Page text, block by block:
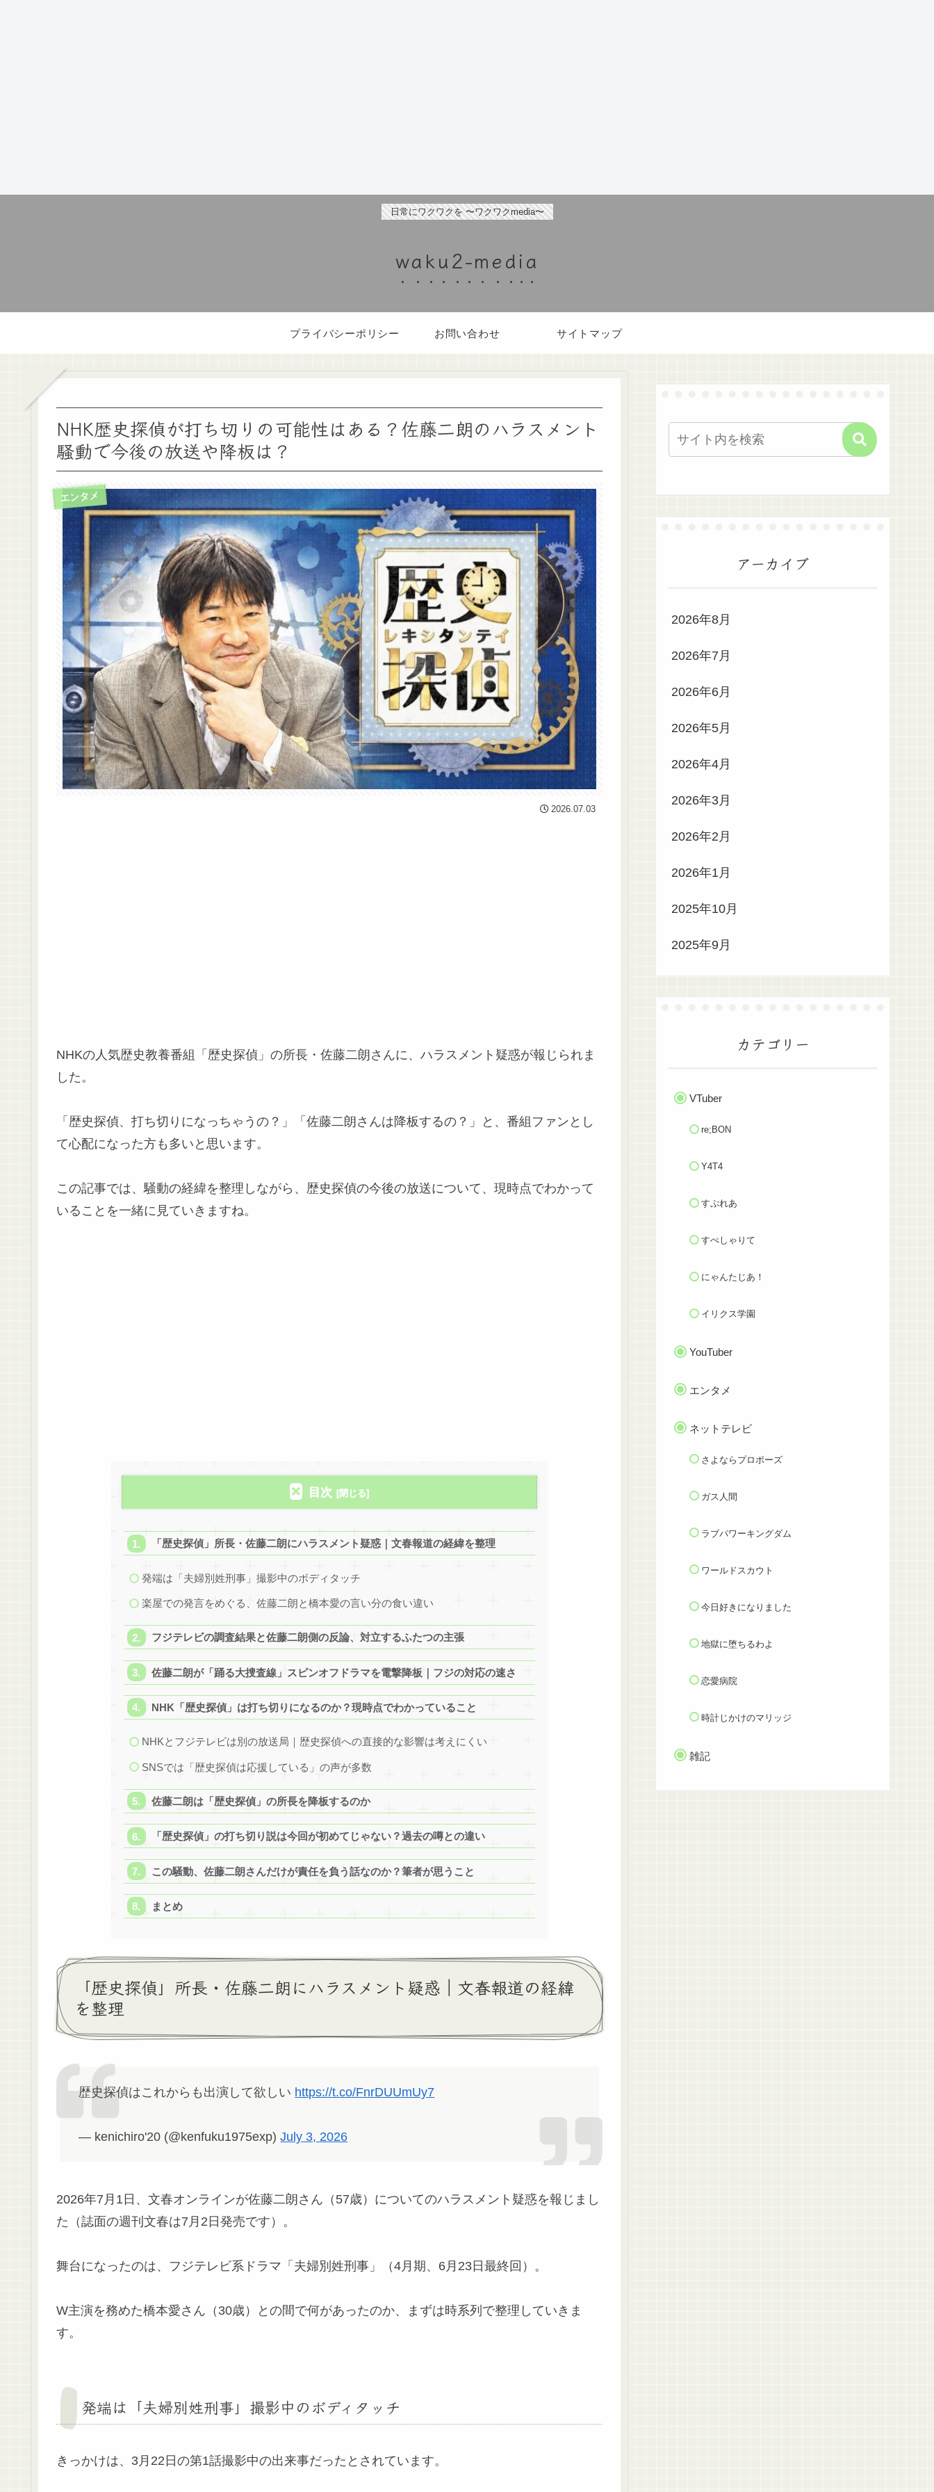
日常にワクワクを 〜ワクワクmedia〜
waku2-media
プライバシーポリシー お問い合わせ サイトマップ
NHK歴史探偵が打ち切りの可能性はある？佐藤二朗のハラスメント
騒動で今後の放送や降板は？
エンタメ
2026.07.03
NHKの人気歴史教養番組「歴史探偵」の所長・佐藤二朗さんに、ハラスメント疑惑が報じられま
した。
「歴史探偵、打ち切りになっちゃうの？」「佐藤二朗さんは降板するの？」と、番組ファンとし
て心配になった方も多いと思います。
この記事では、騒動の経緯を整理しながら、歴史探偵の今後の放送について、現時点でわかって
いることを一緒に見ていきますね。
目次
「歴史探偵」所長・佐藤二朗にハラスメント疑惑｜文春報道の経緯を整理
発端は「夫婦別姓刑事」撮影中のボディタッチ
楽屋での発言をめぐる、佐藤二朗と橋本愛の言い分の食い違い
フジテレビの調査結果と佐藤二朗側の反論、対立するふたつの主張
佐藤二朗が「踊る大捜査線」スピンオフドラマを電撃降板｜フジの対応の速さ
NHK「歴史探偵」は打ち切りになるのか？現時点でわかっていること
NHKとフジテレビは別の放送局｜歴史探偵への直接的な影響は考えにくい
SNSでは「歴史探偵は応援している」の声が多数
佐藤二朗は「歴史探偵」の所長を降板するのか
「歴史探偵」の打ち切り説は今回が初めてじゃない？過去の噂との違い
この騒動、佐藤二朗さんだけが責任を負う話なのか？筆者が思うこと
まとめ
「歴史探偵」所長・佐藤二朗にハラスメント疑惑｜文春報道の経緯
を整理
歴史探偵はこれからも出演して欲しい https://t.co/FnrDUUmUy7
— kenichiro'20 (@kenfuku1975exp)July 3, 2026
2026年7月1日、文春オンラインが佐藤二朗さん（57歳）についてのハラスメント疑惑を報じまし
た（誌面の週刊文春は7月2日発売です）。
舞台になったのは、フジテレビ系ドラマ「夫婦別姓刑事」（4月期、6月23日最終回）。
W主演を務めた橋本愛さん（30歳）との間で何があったのか、まずは時系列で整理していきま
す。
発端は「夫婦別姓刑事」撮影中のボディタッチ
きっかけは、3月22日の第1話撮影中の出来事だったとされています。
アーカイブ
2026年8月
2026年7月
2026年6月
2026年5月
2026年4月
2026年3月
2026年2月
2026年1月
2025年10月
2025年9月
カテゴリー
VTuber
re;BON
Y4T4
すぷれあ
すぺしゃりて
にゃんたじあ！
イリクス学園
YouTuber
エンタメ
ネットテレビ
さよならプロポーズ
ガス人間
ラブパワーキングダム
ワールドスカウト
今日好きになりました
地獄に堕ちるわよ
恋愛病院
時計じかけのマリッジ
雑記